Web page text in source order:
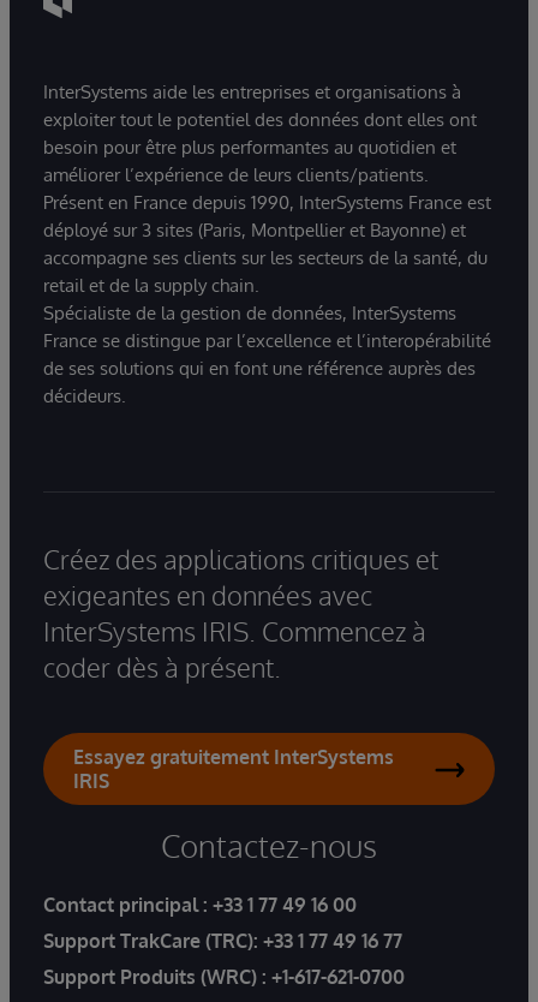
InterSystems aide les entreprises et organisations à
exploiter tout le potentiel des données dont elles ont
besoin pour être plus performantes au quotidien et
améliorer l’expérience de leurs clients/patients.
Présent en France depuis 1990, InterSystems France est
déployé sur 3 sites (Paris, Montpellier et Bayonne) et
accompagne ses clients sur les secteurs de la santé, du
retail et de la supply chain.
Spécialiste de la gestion de données, InterSystems
France se distingue par l’excellence et l’interopérabilité
de ses solutions qui en font une référence auprès des
décideurs.
Créez des applications critiques et
exigeantes en données avec
InterSystems IRIS. Commencez à
coder dès à présent.
Essayez gratuitement InterSystems
IRIS
Contactez-nous
Contact principal : +33 1 77 49 16 00
Support TrakCare (TRC): +33 1 77 49 16 77
Support Produits (WRC) : +1-617-621-0700